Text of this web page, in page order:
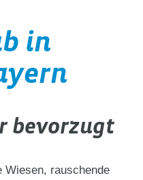
in
bevorzugt
Wiesen, rauschende